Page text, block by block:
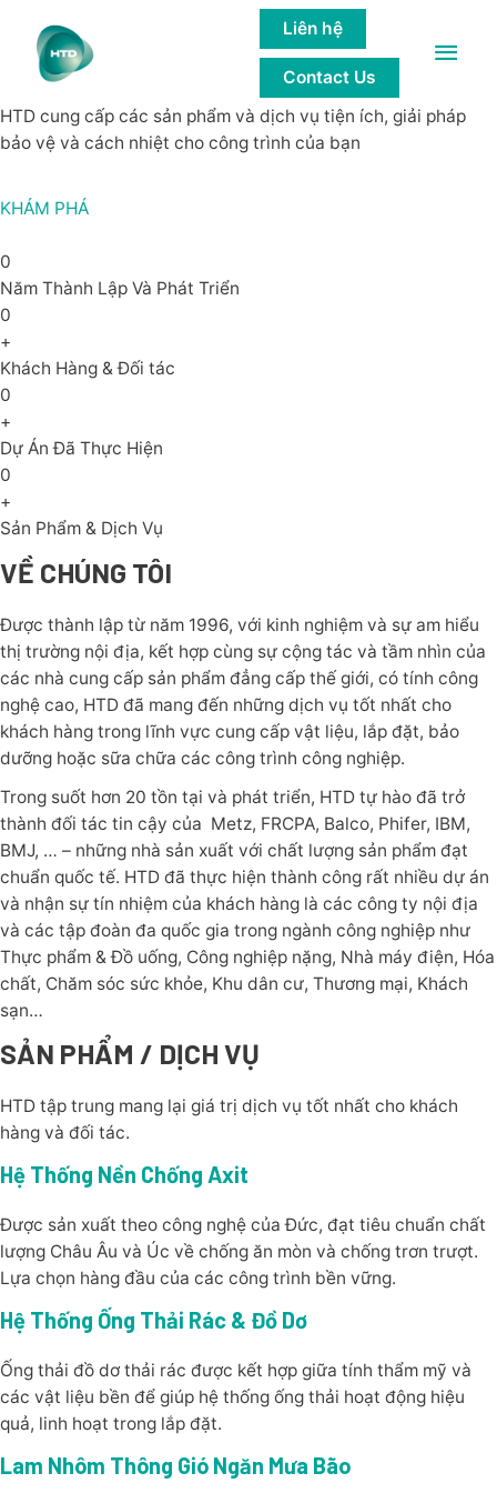
Main
Liên hệ
Contact Us
GIẢI PHÁP của các công trình bền
vững
HTD cung cấp các sản phẩm và dịch vụ tiện ích, giải pháp
bảo vệ và cách nhiệt cho công trình của bạn
KHÁM PHÁ
0
Năm Thành Lập Và Phát Triển
0
+
Khách Hàng & Đối tác
0
+
Dự Án Đã Thực Hiện
0
+
Sản Phẩm & Dịch Vụ
VỀ CHÚNG TÔI
Được thành lập từ năm 1996, với kinh nghiệm và sự am hiểu
thị trường nội địa, kết hợp cùng sự cộng tác và tầm nhìn của
các nhà cung cấp sản phẩm đẳng cấp thế giới, có tính công
nghệ cao, HTD đã mang đến những dịch vụ tốt nhất cho
khách hàng trong lĩnh vực cung cấp vật liệu, lắp đặt, bảo
dưỡng hoặc sữa chữa các công trình công nghiệp.
Trong suốt hơn 20 tồn tại và phát triển, HTD tự hào đã trở
thành đối tác tin cậy của Metz, FRCPA, Balco, Phifer, IBM,
BMJ, … – những nhà sản xuất với chất lượng sản phẩm đạt
chuẩn quốc tế. HTD đã thực hiện thành công rất nhiều dự án
và nhận sự tín nhiệm của khách hàng là các công ty nội địa
và các tập đoàn đa quốc gia trong ngành công nghiệp như
Thực phẩm & Đồ uống, Công nghiệp nặng, Nhà máy điện, Hóa
chất, Chăm sóc sức khỏe, Khu dân cư, Thương mại, Khách
sạn…
SẢN PHẨM / DỊCH VỤ
HTD tập trung mang lại giá trị dịch vụ tốt nhất cho khách
hàng và đối tác.
Hệ Thống Nền Chống Axit
Được sản xuất theo công nghệ của Đức, đạt tiêu chuẩn chất
lượng Châu Âu và Úc về chống ăn mòn và chống trơn trượt.
Lựa chọn hàng đầu của các công trình bền vững.
Hệ Thống Ống Thải Rác & Đồ Dơ
Ống thải đồ dơ thải rác được kết hợp giữa tính thẩm mỹ và
các vật liệu bền để giúp hệ thống ống thải hoạt động hiệu
quả, linh hoạt trong lắp đặt.
Lam Nhôm Thông Gió Ngăn Mưa Bão